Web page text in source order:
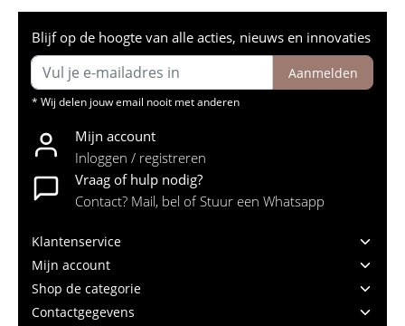
Blijf op de hoogte van alle acties, nieuws en innovaties
Aanmelden
* Wij delen jouw email nooit met anderen
Mijn account
Inloggen / registreren
Vraag of hulp nodig?
Contact? Mail, bel of Stuur een Whatsapp
Klantenservice
Mijn account
Shop de categorie
Contactgegevens